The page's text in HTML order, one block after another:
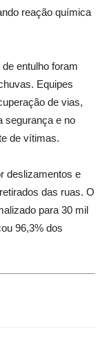
reação química
entulho foram
Equipes
de vias,
segurança e no
de vítimas.
deslizamentos e
das ruas. O
para 30 mil
96,3% dos